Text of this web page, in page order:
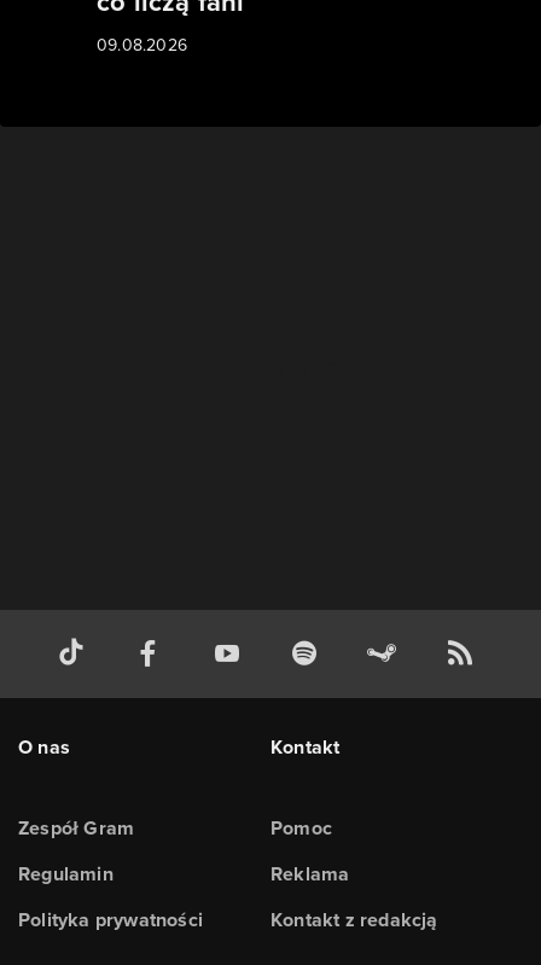
09.08.2026
O nas
Zespół Gram
Regulamin
Polityka prywatności
Kontakt
Pomoc
Reklama
Kontakt z redakcją